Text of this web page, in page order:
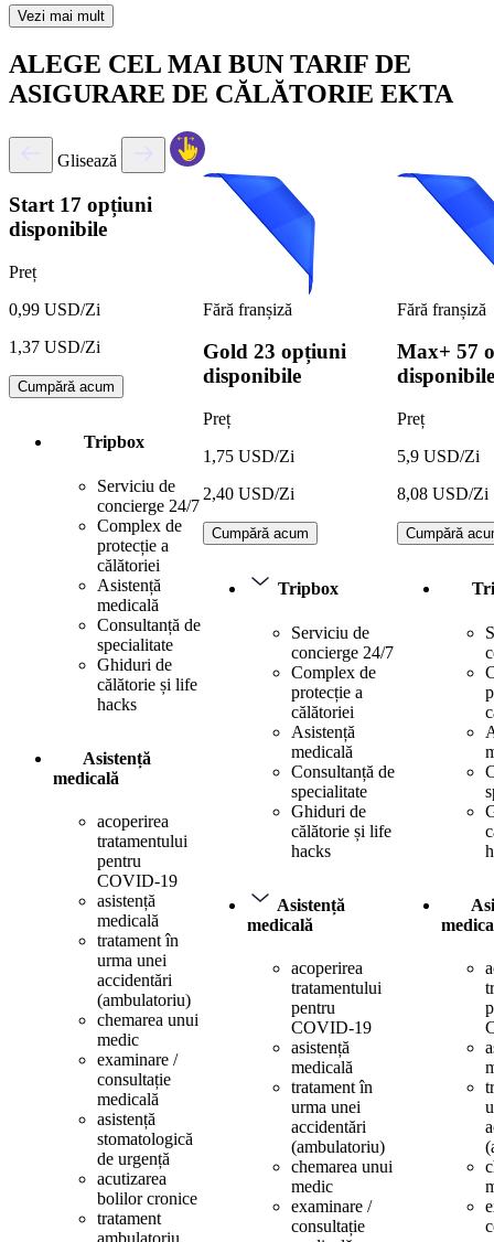
Vezi mai mult
ALEGE CEL MAI BUN TARIF DE
ASIGURARE DE CĂLĂTORIE EKTA
Glisează
Start 17 opțiuni
disponibile
Preț
0,99 USD/Zi
1,37 USD/Zi
Cumpără acum
Tripbox
Serviciu de
concierge 24/7
Complex de
protecție a
călătoriei
Asistență
medicală
Consultanță de
specialitate
Ghiduri de
călătorie și life
hacks
Asistență
medicală
acoperirea
tratamentului
pentru
COVID-19
asistență
medicală
tratament în
urma unei
accidentări
(ambulatoriu)
chemarea unui
medic
examinare /
consultație
medicală
asistență
stomatologică
de urgență
acutizarea
bolilor cronice
tratament
Fără franșiză
Gold 23 opțiuni
disponibile
Preț
1,75 USD/Zi
2,40 USD/Zi
Cumpără acum
Tripbox
Serviciu de
concierge 24/7
Complex de
protecție a
călătoriei
Asistență
medicală
Consultanță de
specialitate
Ghiduri de
călătorie și life
hacks
Asistență
medicală
acoperirea
tratamentului
pentru
COVID-19
asistență
medicală
tratament în
urma unei
accidentări
(ambulatoriu)
chemarea unui
medic
examinare /
consultație
Fără franșiză
Max+ 57
disponibile
Preț
5,9 USD/Zi
8,08 USD/Zi
Cumpără